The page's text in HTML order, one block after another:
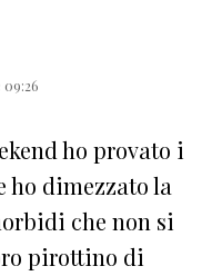
09:26
ho provato i
ho dimezzato la
che non si
pirottino di